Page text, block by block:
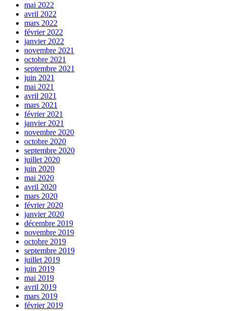
mai 2022
avril 2022
mars 2022
février 2022
janvier 2022
novembre 2021
octobre 2021
septembre 2021
juin 2021
mai 2021
avril 2021
mars 2021
février 2021
janvier 2021
novembre 2020
octobre 2020
septembre 2020
juillet 2020
juin 2020
mai 2020
avril 2020
mars 2020
février 2020
janvier 2020
décembre 2019
novembre 2019
octobre 2019
septembre 2019
juillet 2019
juin 2019
mai 2019
avril 2019
mars 2019
février 2019